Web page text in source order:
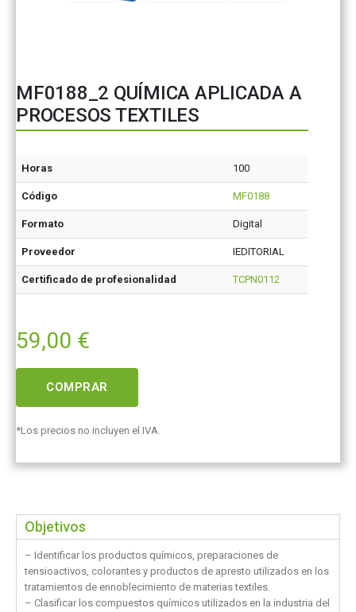
MF0188_2 QUÍMICA APLICADA A
PROCESOS TEXTILES
Horas 100
Código MF0188
Formato Digital
Proveedor IEDITORIAL
Certificado de profesionalidad TCPN0112
59,00 €
COMPRAR
*Los precios no incluyen el IVA.
Objetivos
– Identificar los productos químicos, preparaciones de
tensioactivos, colorantes y productos de apresto utilizados en los
tratamientos de ennoblecimiento de materias textiles.
– Clasificar los compuestos químicos utilizados en la industria del